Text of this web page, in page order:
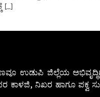
[…]
ಉಡುಪಿ ಜಿಲ್ಲೆಯ
ಕಾಳಜಿ, ನಿಖರ ಹಾಗೂ